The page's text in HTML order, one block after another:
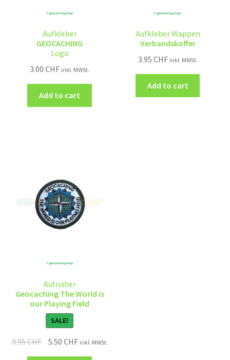
Aufkleber
GEOCACHING
Logo
3.00CHF inkl. MWSt.
Add to cart
Aufkleber Wappen
Verbandskoffer
3.95 CHF inkl. MWSt.
Add to cart
Aufnäher
Geocaching The World is
our Playing Field
SALE!
9.95CHF 5.50 CHF inkl. MWSt.